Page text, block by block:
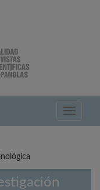
Toggle